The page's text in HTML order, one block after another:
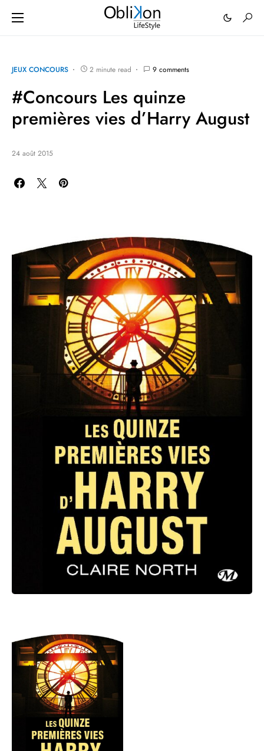
JEUX CONCOURS 2 minute read 9 comments
#Concours Les quinze
premières vies d’Harry August
24 août 2015